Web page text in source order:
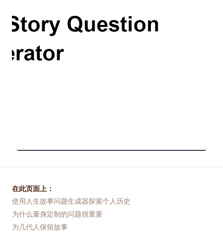
在此页面上：
使用人生故事问题生成器探索个人历史
为什么量身定制的问题很重要
为几代人保留故事